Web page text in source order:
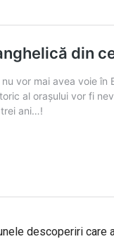
descoperiri care